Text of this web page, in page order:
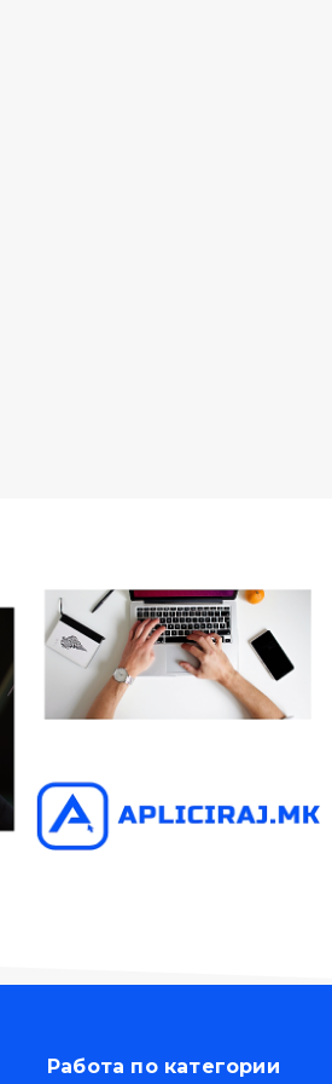
Работа по категории